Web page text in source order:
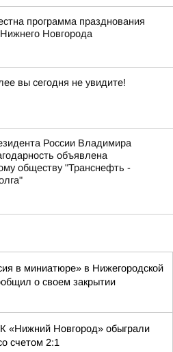
программа празднования
Новгорода
вы сегодня не увидите!
России Владимира
объявлена
обществу "Транснефть -
в миниатюре» в Нижегородской
о своем закрытии
«Нижний Новгород» обыграли
счетом 2:1